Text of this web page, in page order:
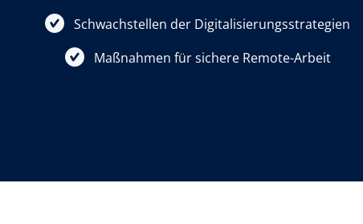
Schwachstellen der Digitalisierungsstrategien
Maßnahmen für sichere Remote-Arbeit